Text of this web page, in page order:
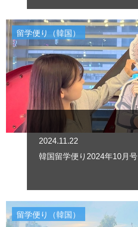
留学便り（韓国）
2024.11.22
韓国留学便り2024年10月号
留学便り（韓国）